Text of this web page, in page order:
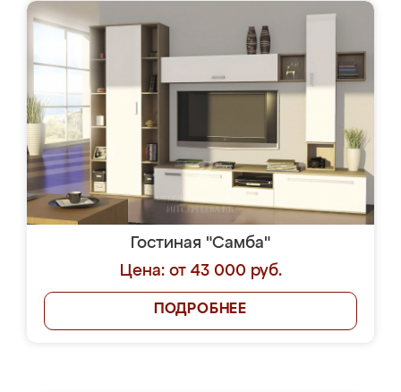
Гостиная "Самба"
Цена: от 43 000 руб.
ПОДРОБНЕЕ